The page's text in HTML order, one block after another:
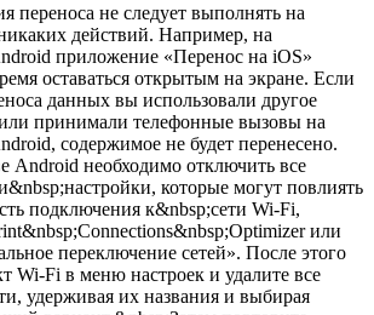
переноса не следует выполнять на
действий. Например, на
приложение «Перенос на iOS»
оставаться открытым на экране. Если
данных вы использовали другое
принимали телефонные вызовы на
содержимое не будет перенесено.
Android необходимо отключить все
которые могут повлиять
подключения к&nbsp;сети Wi-Fi,
или
переключение сетей». После этого
Wi-Fi в меню настроек и удалите все
удерживая их названия и выбирая